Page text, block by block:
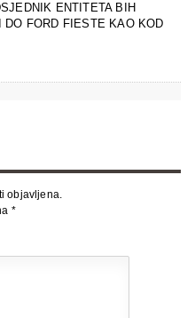
ENTITETA BIH
DO FORD FIESTE KAO KOD
objavljena.
*